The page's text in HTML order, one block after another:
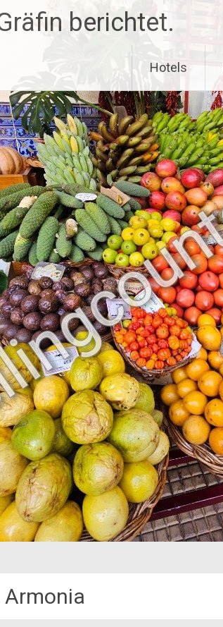
berichtet.
Hotels
Armonia